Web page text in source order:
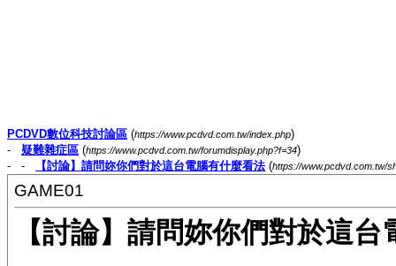
PCDVD數位科技討論區 (https://www.pcdvd.com.tw/index.php)
- 疑難雜症區 (https://www.pcdvd.com.tw/forumdisplay.php?f=34)
- -
【討論】請問妳你們對於這台電腦有什麼看法(https://www.pcdvd.com.tw/
GAME01
【討論】請問妳你們對於這